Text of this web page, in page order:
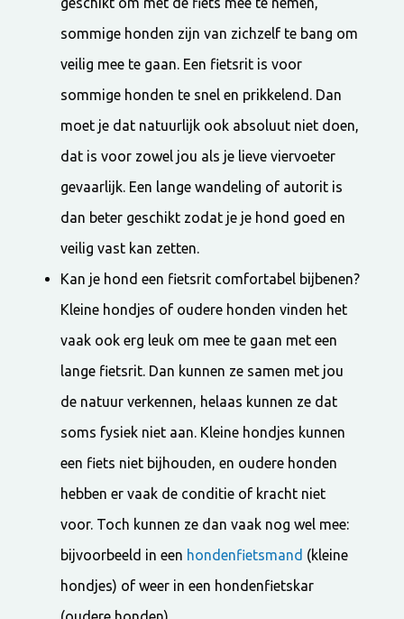
sommige honden zijn van zichzelf te bang om
veilig mee te gaan. Een fietsrit is voor
sommige honden te snel en prikkelend. Dan
moet je dat natuurlijk ook absoluut niet doen,
dat is voor zowel jou als je lieve viervoeter
gevaarlijk. Een lange wandeling of autorit is
dan beter geschikt zodat je je hond goed en
veilig vast kan zetten.
Kan je hond een fietsrit comfortabel bijbenen?
Kleine hondjes of oudere honden vinden het
vaak ook erg leuk om mee te gaan met een
lange fietsrit. Dan kunnen ze samen met jou
de natuur verkennen, helaas kunnen ze dat
soms fysiek niet aan. Kleine hondjes kunnen
een fiets niet bijhouden, en oudere honden
hebben er vaak de conditie of kracht niet
voor. Toch kunnen ze dan vaak nog wel mee:
bijvoorbeeld in een hondenfietsmand (kleine
hondjes) of weer in een hondenfietskar